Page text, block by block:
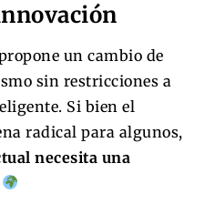
un cambio de
sin restricciones a
Si bien el
radical para algunos,
necesita una